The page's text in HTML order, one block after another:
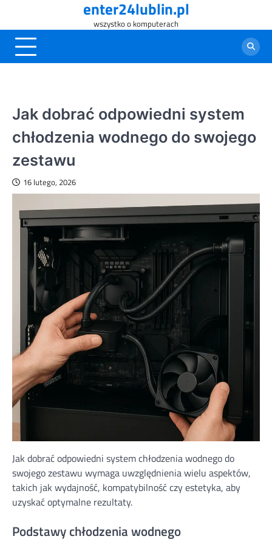
content
enter24lublin.pl
wszystko o komputerach
Jak dobrać odpowiedni system
chłodzenia wodnego do swojego
zestawu
16 lutego, 2026
Jak dobrać odpowiedni system chłodzenia wodnego do
swojego zestawu wymaga uwzględnienia wielu aspektów,
takich jak wydajność, kompatybilność czy estetyka, aby
uzyskać optymalne rezultaty.
Podstawy chłodzenia wodnego